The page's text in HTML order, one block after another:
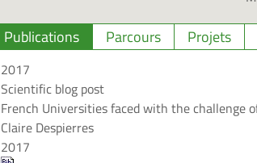
Publications Parcours Projets
2017
Scientific blog post
French Universities faced with the challenge
Claire Despierres
2017